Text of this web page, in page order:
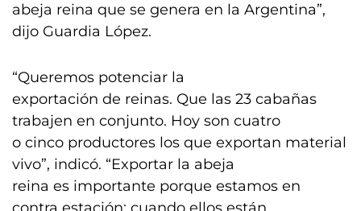
abeja reina que se genera en la Argentina”,
dijo Guardia López.
“Queremos potenciar la
exportación de reinas. Que las 23 cabañas
trabajen en conjunto. Hoy son cuatro
o cinco productores los que exportan material
vivo”, indicó. “Exportar la abeja
reina es importante porque estamos en